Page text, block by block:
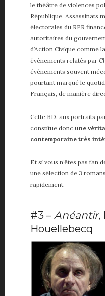
le théâtre de violences
République. Assassinats
électorales du RPR
autoritaires du
d’Action Civique comme
événements relatés par
événements souvent
pourtant marqué le
Français, de manière
Cette BD, aux portraits
constitue donc une
contemporaine très
Et si vous n’êtes pas fan
une sélection de 3
rapidement.
#3 – Anéantir,
Houellebecq